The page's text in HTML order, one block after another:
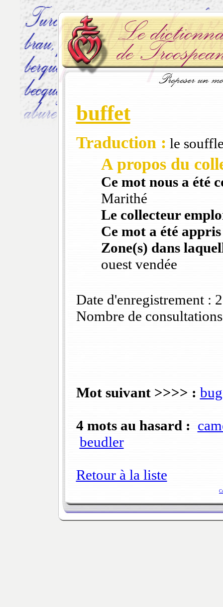
buffet
Traduction : le
A propos du
Ce mot nous a été
Marithé
Le collecteur
Ce mot a été
Zone(s) dans
ouest vendée
Date d'enregistrement :
Nombre de
Mot suivant >>>> :
4 mots au hasard :
beudler
Retour à la liste